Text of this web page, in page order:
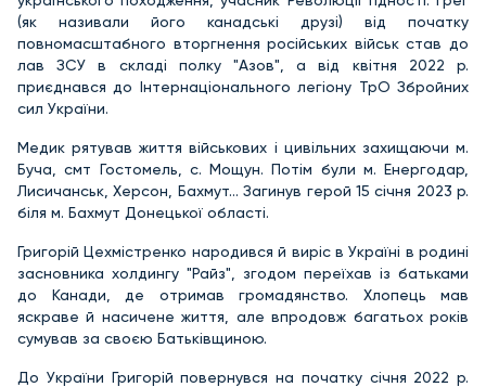
(як називали його канадські друзі) від початку
повномасштабного вторгнення російських військ став до
лав ЗСУ в складі полку "Азов", а від квітня 2022 р.
приєднався до Інтернаціонального легіону ТрО Збройних
сил України.
Медик рятував життя військових і цивільних захищаючи м.
Буча, смт Гостомель, с. Мощун. Потім були м. Енергодар,
Лисичанськ, Херсон, Бахмут… Загинув герой 15 січня 2023 р.
біля м. Бахмут Донецької області.
Григорій Цехмістренко народився й виріс в Україні в родині
засновника холдингу "Райз", згодом переїхав із батьками
до Канади, де отримав громадянство. Хлопець мав
яскраве й насичене життя, але впродовж багатьох років
сумував за своєю Батьківщиною.
До України Григорій повернувся на початку січня 2022 р.